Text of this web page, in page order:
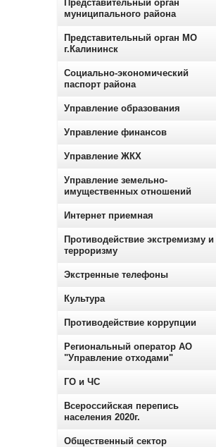
Представительный орган
муниципального района
Представительный орган МО
г.Калининск
Социально-экономический
паспорт района
Управление образования
Управление финансов
Управление ЖКХ
Управление земельно-
имущественных отношений
Интернет приемная
Противодействие экстремизму и
терроризму
Экстренные телефоны
Культура
Противодействие коррупции
Региональный оператор АО
"Управление отходами"
ГО и ЧС
Всероссийская перепись
населения 2020г.
Общественный сектор